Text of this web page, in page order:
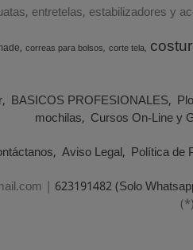
entretelas, estabilizadores y
correas para bolsos corte tela
BASICOS PROFESIONALES
mochilas Cursos On-Line y
Aviso Legal Política de
| 623191482 (Solo